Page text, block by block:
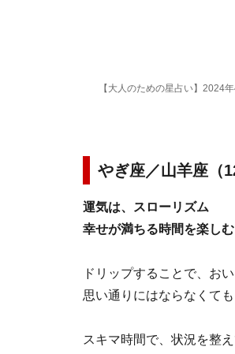
【大人のための星占い】2024
やぎ座／山羊座（
運気は、スローリズム
幸せが満ちる時間を楽しむ
ドリップすることで、お
思い通りにはならなくて
スキマ時間で、状況を整